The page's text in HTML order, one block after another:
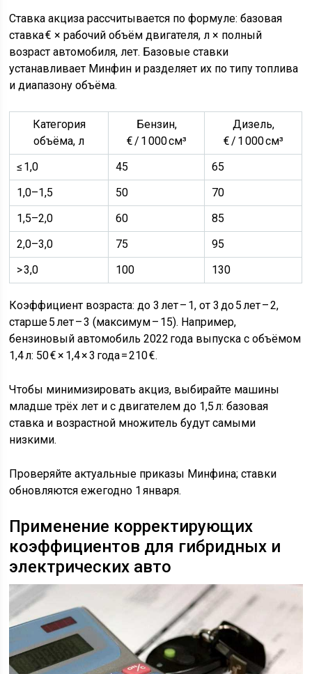
Ставка акциза рассчитывается по формуле: базовая
ставка € × рабочий объём двигателя, л × полный
возраст автомобиля, лет. Базовые ставки
устанавливает Минфин и разделяет их по типу топлива
и диапазону объёма.
Категория
объёма, л
Бензин,
€ / 1 000 см³
Дизель,
€ / 1 000 см³
≤ 1,0
45
65
1,0–1,5
50
70
1,5–2,0
60
85
2,0–3,0
75
95
> 3,0
100 130
Коэффициент возраста: до 3 лет – 1, от 3 до 5 лет – 2,
старше 5 лет – 3 (максимум – 15). Например,
бензиновый автомобиль 2022 года выпуска с объёмом
1,4 л: 50 € × 1,4 × 3 года = 210 €.
Чтобы минимизировать акциз, выбирайте машины
младше трёх лет и с двигателем до 1,5 л: базовая
ставка и возрастной множитель будут самыми
низкими.
Проверяйте актуальные приказы Минфина; ставки
обновляются ежегодно 1 января.
Применение корректирующих
коэффициентов для гибридных и
электрических авто